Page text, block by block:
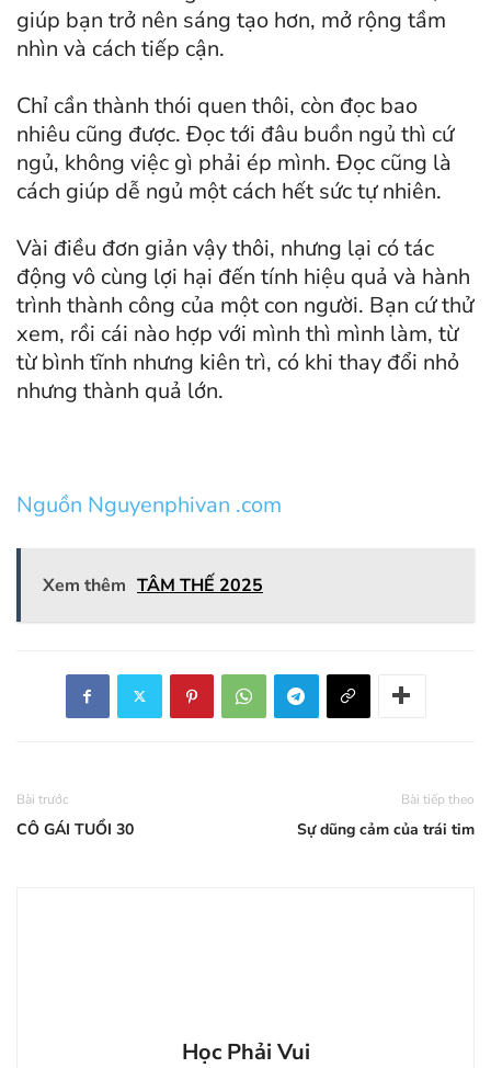
giúp bạn trở nên sáng tạo hơn, mở rộng tầm
nhìn và cách tiếp cận.
Chỉ cần thành thói quen thôi, còn đọc bao
nhiêu cũng được. Đọc tới đâu buồn ngủ thì cứ
ngủ, không việc gì phải ép mình. Đọc cũng là
cách giúp dễ ngủ một cách hết sức tự nhiên.
Vài điều đơn giản vậy thôi, nhưng lại có tác
động vô cùng lợi hại đến tính hiệu quả và hành
trình thành công của một con người. Bạn cứ thử
xem, rồi cái nào hợp với mình thì mình làm, từ
từ bình tĩnh nhưng kiên trì, có khi thay đổi nhỏ
nhưng thành quả lớn.
Nguồn Nguyenphivan .com
Xem thêm TÂM THẾ 2025
Bài trước
CÔ GÁI TUỔI 30
Bài tiếp theo
Sự dũng cảm của trái tim
Học Phải Vui